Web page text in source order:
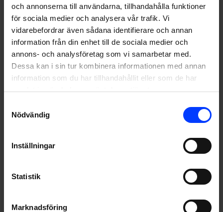
och annonserna till användarna, tillhandahålla funktioner
för sociala medier och analysera vår trafik. Vi
vidarebefordrar även sådana identifierare och annan
information från din enhet till de sociala medier och
annons- och analysföretag som vi samarbetar med.
Dessa kan i sin tur kombinera informationen med annan
information som du har tillhandahållit eller som de har
samlat in när du har använt deras tjänster.
Nödvändig
Inställningar
Statistik
Marknadsföring
How to grow as a growth marketer?